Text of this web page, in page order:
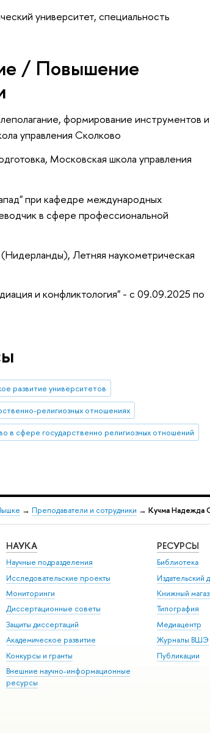
университет, специальность
/ Повышение
формирование инструментов и
управления Сколково
, Московская школа управления
при кафедре международных
в сфере профессиональной
Летняя наукометрическая
и конфликтология" - с 09.09.2025 по
развитие университетов
религиозных отношениях
в сфере государственно религиозных отношений
→ Преподаватели и сотрудники → Кучма Надежда
НАУКА
Научные подразделения
Исследовательские проекты
Мониторинги
Диссертационные советы
Защиты диссертаций
Академическое развитие
Конкурсы и гранты
Внешние научно-информационные
ресурсы
РЕСУРСЫ
Библиотека
Книжный
Типография
Медиацентр
Журналы ВШЭ
Публикации